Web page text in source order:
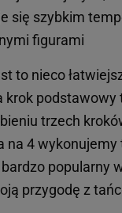
się szybkim
figurami
to nieco
krok podstawowy
trzech
na 4 wykonujemy
popularny
przygodę z